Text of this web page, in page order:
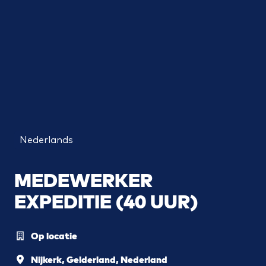
Nederlands
MEDEWERKER
EXPEDITIE (40 UUR)
Op locatie
Nijkerk, Gelderland, Nederland